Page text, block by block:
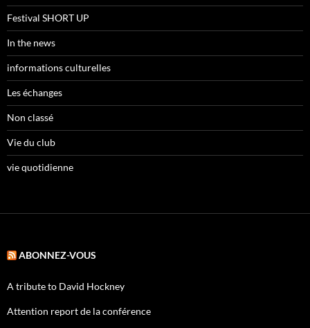
Festival SHORT UP
In the news
informations culturelles
Les échanges
Non classé
Vie du club
vie quotidienne
ABONNEZ-VOUS
A tribute to David Hockney
Attention report de la conférence